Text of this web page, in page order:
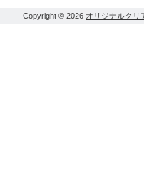
Copyright © 2026 オリジナルクリ